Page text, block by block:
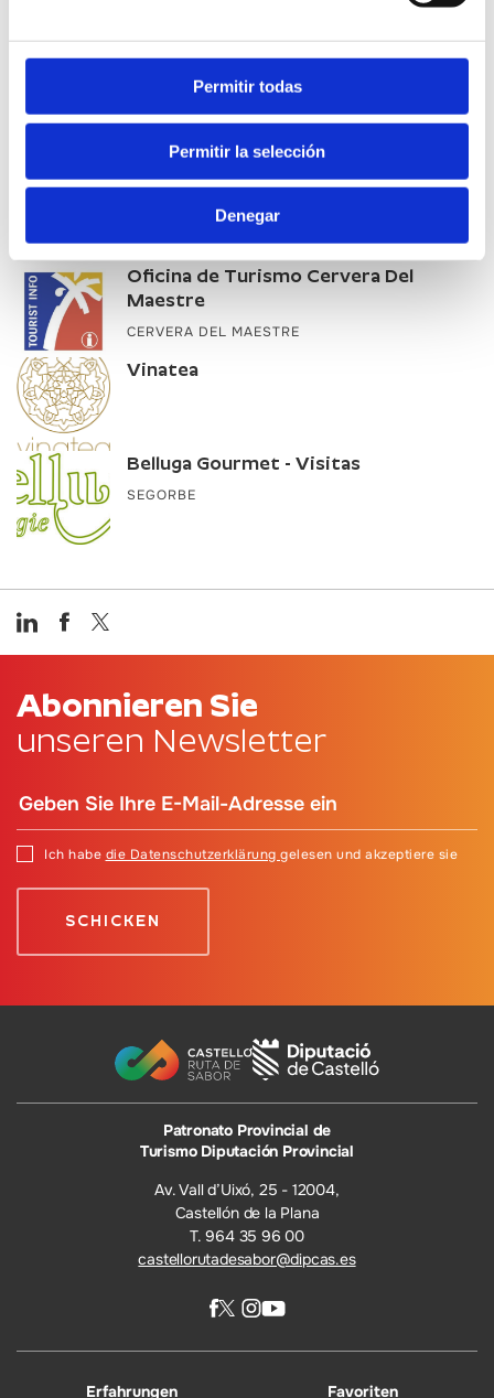
Permitir todas
Permitir la selección
Denegar
Weitere interessante Unternehmen
Ayuntamiento de Eslida
Oficina de Turismo Cervera Del
Maestre
CERVERA DEL MAESTRE
Vinatea
Belluga Gourmet - Visitas
SEGORBE
Abonnieren Sie
unseren Newsletter
Ich habe die Datenschutzerklärung gelesen und akzeptiere sie
Patronato Provincial de
Turismo Diputación Provincial
Av. Vall d’Uixó, 25 - 12004,
Castellón de la Plana
T. 964 35 96 00
castellorutadesabor@dipcas.es
Erfahrungen Favoriten